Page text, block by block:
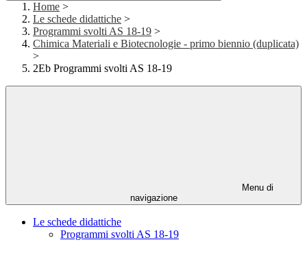
Home >
Le schede didattiche >
Programmi svolti AS 18-19 >
Chimica Materiali e Biotecnologie - primo biennio (duplicata)
>
2Eb Programmi svolti AS 18-19
Menu di
navigazione
Le schede didattiche
Programmi svolti AS 18-19